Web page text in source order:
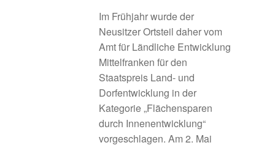
Förderphase 2027
Frankenhöhe Lamm
Geförderte Projekte 2020
Im Frühjahr wurde der
Neusitzer Ortsteil daher vom
Amt für Ländliche Entwicklung
Mittelfranken für den
Staatspreis Land- und
Dorfentwicklung in der
Kategorie „Flächensparen
durch Innenentwicklung“
vorgeschlagen. Am 2. Mai